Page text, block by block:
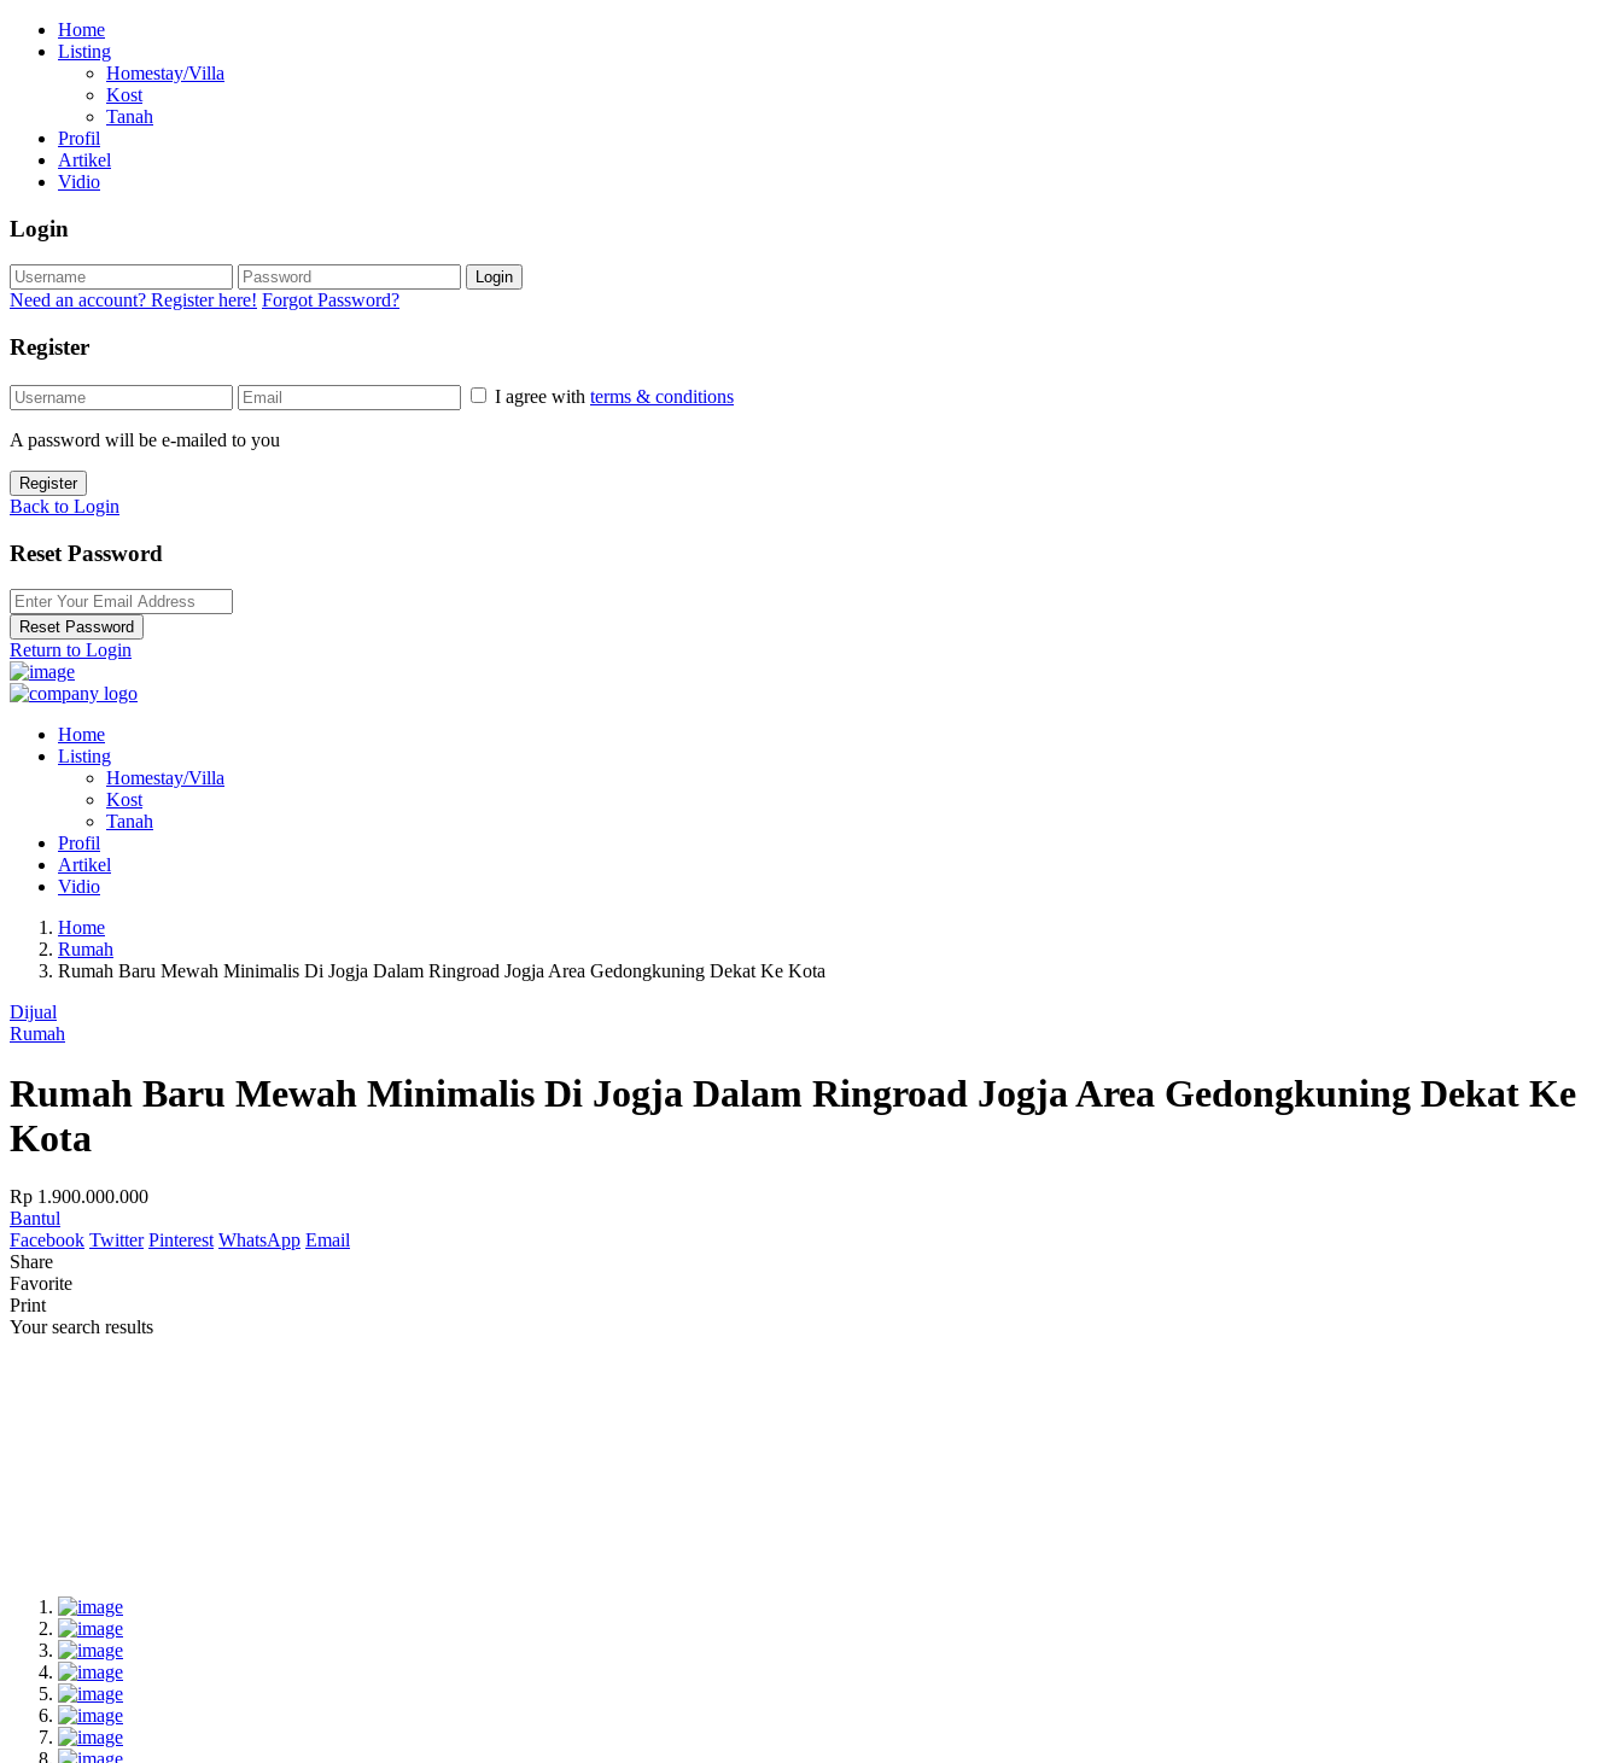
Home
Listing
Homestay/Villa
Kost
Tanah
Profil
Artikel
Vidio
Login
Login
Need an account? Register here! Forgot Password?
Register
I agree with terms & conditions
A password will be e-mailed to you
Register
Back to Login
Reset Password
Reset Password
Return to Login
Home
Listing
Homestay/Villa
Kost
Tanah
Profil
Artikel
Vidio
Home
Rumah
Rumah Baru Mewah Minimalis Di Jogja Dalam Ringroad Jogja Area Gedongkuning Dekat Ke Kota
Dijual
Rumah
Rumah Baru Mewah Minimalis Di Jogja Dalam Ringroad Jogja Area Gedongkuning Dekat Ke
Kota
Rp 1.900.000.000
Bantul
Facebook Twitter Pinterest WhatsApp Email
Share
Favorite
Print
Your search results